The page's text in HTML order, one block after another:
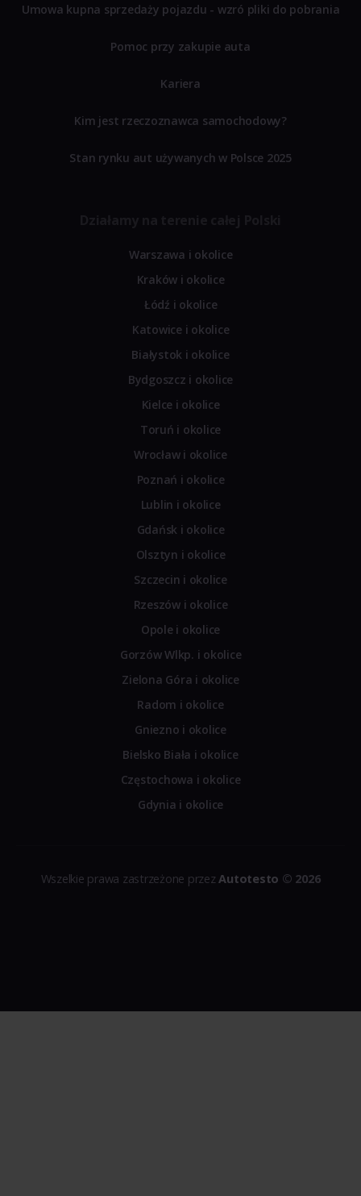
Umowa kupna sprzedaży pojazdu - wzró pliki do pobrania
Pomoc przy zakupie auta
Kariera
Kim jest rzeczoznawca samochodowy?
Stan rynku aut używanych w Polsce 2025
Warszawa i okolice
Kraków i okolice
Łódź i okolice
Katowice i okolice
Białystok i okolice
Bydgoszcz i okolice
Kielce i okolice
Toruń i okolice
Wrocław i okolice
Poznań i okolice
Lublin i okolice
Gdańsk i okolice
Olsztyn i okolice
Szczecin i okolice
Rzeszów i okolice
Opole i okolice
Gorzów Wlkp. i okolice
Zielona Góra i okolice
Radom i okolice
Gniezno i okolice
Bielsko Biała i okolice
Częstochowa i okolice
Gdynia i okolice
Wszelkie prawa zastrzeżone przez Autotesto © 2026